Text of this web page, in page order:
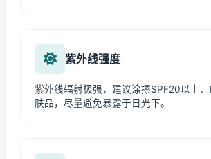
紫外线强度
紫外线辐射极强，建议涂擦SPF20以上
肤品，尽量避免暴露于日光下。